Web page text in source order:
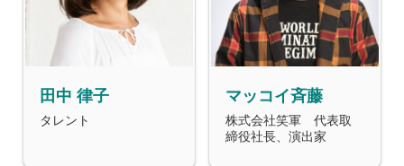
田中 律子
タレント
マッコイ斉藤
株式会社笑軍 代表取
締役社長、演出家